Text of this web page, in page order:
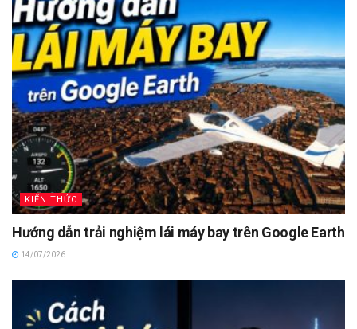
KIẾN THỨC
Hướng dẫn trải nghiệm lái máy bay trên Google Earth
14/07/2026